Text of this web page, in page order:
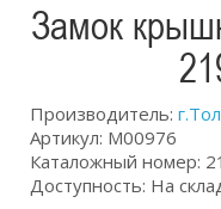
Замок
Производитель:
Артикул: М00976
Каталожный номер:
Доступность: На